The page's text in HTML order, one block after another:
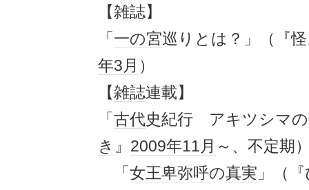
【雑誌】
「 一の宮巡りとは？」（『
年3月 ）
【雑誌連載】
「 古代史紀行 アキツシマ
き 』 2009年11月 ～、不定期
「 女王卑弥呼の真実 」（